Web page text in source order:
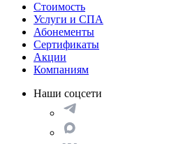
Стоимость
Услуги и СПА
Абонементы
Сертификаты
Акции
Компаниям
Наши соцсети